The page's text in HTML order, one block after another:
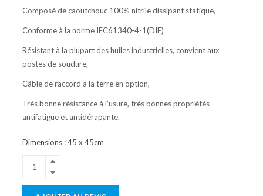
Composé de caoutchouc 100% nitrile dissipant statique,
Conforme à la norme IEC61340-4-1(DIF)
Résistant à la plupart des huiles industrielles, convient aux
postes de soudure,
Câble de raccord à la terre en option,
Très bonne résistance à l’usure, très bonnes propriétés
antifatigue et antidérapante.
Dimensions : 45 x 45cm